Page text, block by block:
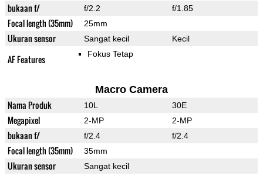
bukaan f/ f/2.2 f/1.85
Focal length (35mm) 25mm
Ukuran sensor Sangat kecil Kecil
AF Features Fokus Tetap
Macro Camera
Nama Produk 10L 30E
Megapixel 2-MP 2-MP
bukaan f/ f/2.4 f/2.4
Focal length (35mm) 35mm
Ukuran sensor Sangat kecil